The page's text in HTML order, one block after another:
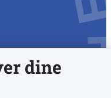
dine